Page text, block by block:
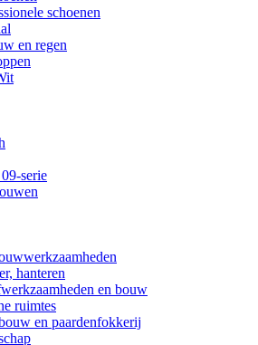
schoenen
en regen
serie
hanteren
en bouw
ruimtes
en paardenfokkerij